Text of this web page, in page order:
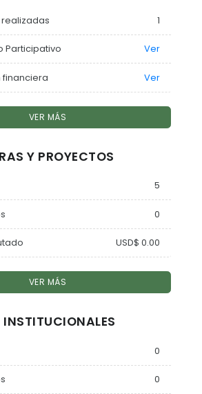
1
Participativo Ver
Ver
VER MÁS
Y PROYECTOS
5
0
USD$ 0.00
VER MÁS
0
0